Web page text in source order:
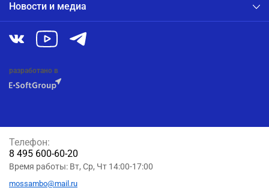
Новости и медиа
разработано в
Телефон:
8 495 600-60-20
Время работы: Вт, Ср, Чт 14:00-17:00
mossambo@mail.ru